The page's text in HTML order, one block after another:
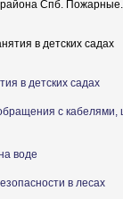
Спб. Пожарные.
в детских садах
с кабелями,
воде
в лесах